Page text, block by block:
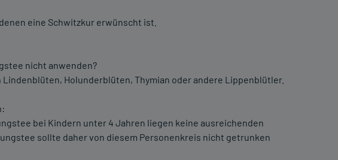
eine Schwitzkur erwünscht ist.
nicht anwenden?
Holunderblüten, Thymian oder andere Lippenblütler.
bei Kindern unter 4 Jahren liegen keine ausreichenden
sollte daher von diesem Personenkreis nicht getrunken